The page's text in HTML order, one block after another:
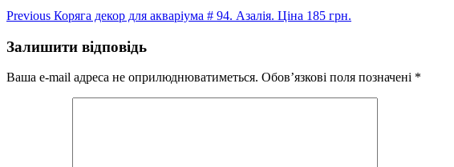
Навігація
записів
Previous Previous
Коряга декор для акваріума # 94. Азалія. Ціна 185 грн.
Залишити відповідь
Ваша e-mail адреса не оприлюднюватиметься. Обов’язкові поля позначені *